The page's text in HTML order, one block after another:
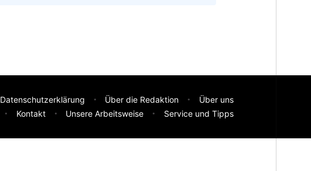
Datenschutzerklärung Über die Redaktion
Über uns
Kontakt Unsere Arbeitsweise Service und Tipps